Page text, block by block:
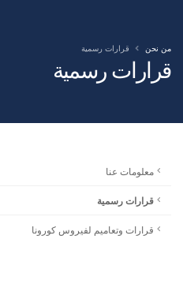
قرارات رسمية
من نحن قرارات رسمية
معلومات عنا
قرارات رسمية
قرارات وتعاميم لفيروس كورونا